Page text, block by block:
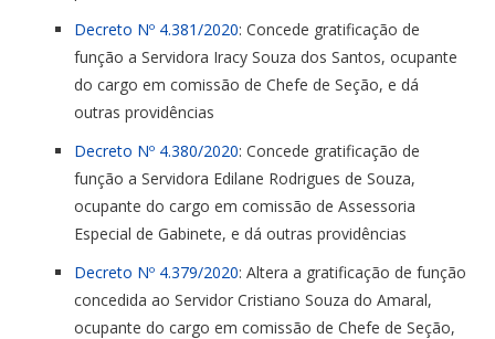
Decreto Nº 4.381/2020: Concede gratificação de
função a Servidora Iracy Souza dos Santos, ocupante
do cargo em comissão de Chefe de Seção, e dá
outras providências
Decreto Nº 4.380/2020: Concede gratificação de
função a Servidora Edilane Rodrigues de Souza,
ocupante do cargo em comissão de Assessoria
Especial de Gabinete, e dá outras providências
Decreto Nº 4.379/2020: Altera a gratificação de função
concedida ao Servidor Cristiano Souza do Amaral,
ocupante do cargo em comissão de Chefe de Seção,